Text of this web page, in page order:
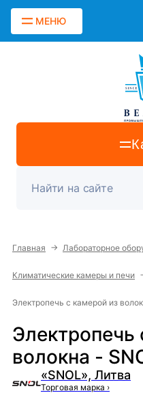
МЕНЮ
Главная → Лабораторное
Климатические камеры и печи
Электропечь с камерой из
Электропечь
волокна -
«SNOL», Литва
Торговая марка ›